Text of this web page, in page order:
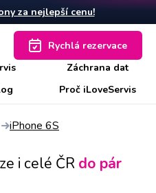
za nejlepší cenu!
Záchrana dat
Proč iLoveServis
Rychlá rezervace
iPhone 6S
i celé ČR do pár